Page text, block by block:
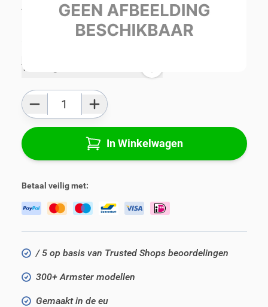
Alle specificaties
Toevoegen aan favorieten
Aantal
In Winkelwagen
Betaal veilig met:
/ 5 op basis van Trusted Shops beoordelingen
300+ Armster modellen
Gemaakt in de eu